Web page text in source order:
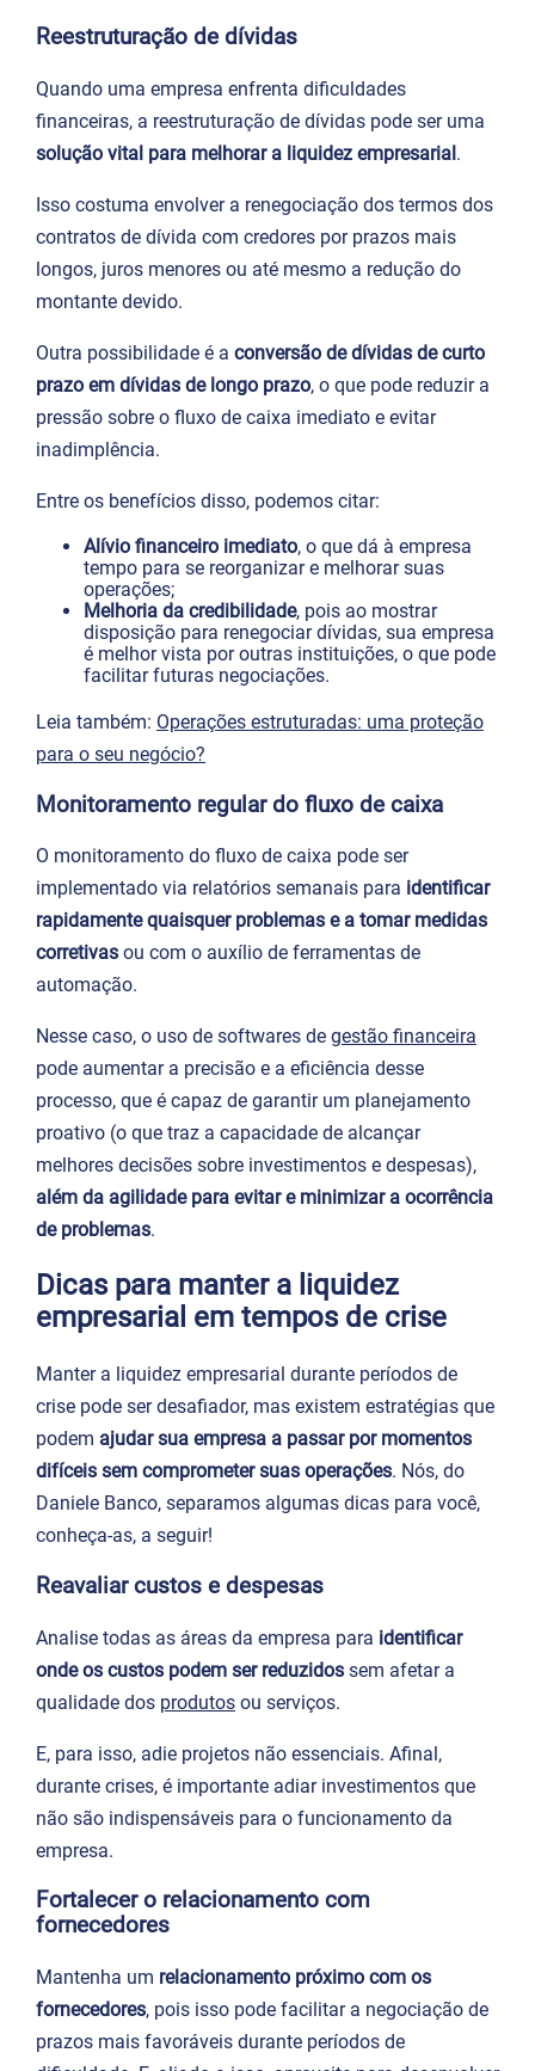
Reestruturação de dívidas
Quando uma empresa enfrenta dificuldades
financeiras, a reestruturação de dívidas pode ser uma
solução vital para melhorar a liquidez empresarial.
Isso costuma envolver a renegociação dos termos dos
contratos de dívida com credores por prazos mais
longos, juros menores ou até mesmo a redução do
montante devido.
Outra possibilidade é a conversão de dívidas de curto
prazo em dívidas de longo prazo, o que pode reduzir a
pressão sobre o fluxo de caixa imediato e evitar
inadimplência.
Entre os benefícios disso, podemos citar:
Alívio financeiro imediato, o que dá à empresa
tempo para se reorganizar e melhorar suas
operações;
Melhoria da credibilidade, pois ao mostrar
disposição para renegociar dívidas, sua empresa
é melhor vista por outras instituições, o que pode
facilitar futuras negociações.
Leia também: Operações estruturadas: uma proteção
para o seu negócio?
Monitoramento regular do fluxo de caixa
O monitoramento do fluxo de caixa pode ser
implementado via relatórios semanais para identificar
rapidamente quaisquer problemas e a tomar medidas
corretivas ou com o auxílio de ferramentas de
automação.
Nesse caso, o uso de softwares de gestão financeira
pode aumentar a precisão e a eficiência desse
processo, que é capaz de garantir um planejamento
proativo (o que traz a capacidade de alcançar
melhores decisões sobre investimentos e despesas),
além da agilidade para evitar e minimizar a ocorrência
de problemas.
Dicas para manter a liquidez
empresarial em tempos de crise
Manter a liquidez empresarial durante períodos de
crise pode ser desafiador, mas existem estratégias que
podem ajudar sua empresa a passar por momentos
difíceis sem comprometer suas operações. Nós, do
Daniele Banco, separamos algumas dicas para você,
conheça-as, a seguir!
Reavaliar custos e despesas
Analise todas as áreas da empresa para identificar
onde os custos podem ser reduzidos sem afetar a
qualidade dos produtos ou serviços.
E, para isso, adie projetos não essenciais. Afinal,
durante crises, é importante adiar investimentos que
não são indispensáveis para o funcionamento da
empresa.
Fortalecer o relacionamento com
fornecedores
Mantenha um relacionamento próximo com os
fornecedores, pois isso pode facilitar a negociação de
prazos mais favoráveis durante períodos de